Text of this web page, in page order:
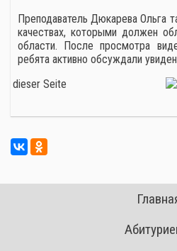
Преподаватель Дюкарева Ольга
качествах, которыми должен
области. После просмотра
ребята активно обсуждали